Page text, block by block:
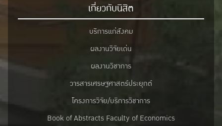
เกี่ยวกับนิสิต
บริการแก่สังคม
ผลงานวิจัยเด่น
ผลงานวิชาการ
วารสารเศรษฐศาสตร์ประยุกต์
โครงการวิจัย/บริการวิชาการ
Book of Abstracts Faculty of Economics